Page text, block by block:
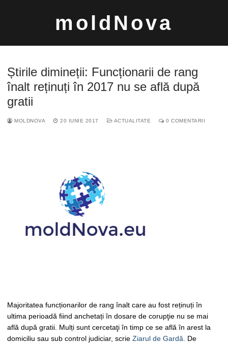
moldNova
după:
Știrile dimineții: Funcționarii de rang
înalt reținuți în 2017 nu se află după
gratii
MOLDNOVA 20 IUNIE 2017 ACTUALITATE 0 COMENTARII
Majoritatea funcționarilor de rang înalt care au fost reținuți în
ultima perioadă fiind anchetați în dosare de corupţie nu se mai
află după gratii. Mulți sunt cercetaţi în timp ce se află în arest la
domiciliu sau sub control judiciar, scrie Ziarul de Gardă.
De